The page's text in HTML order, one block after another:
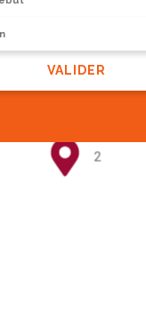
VALIDER
2
13